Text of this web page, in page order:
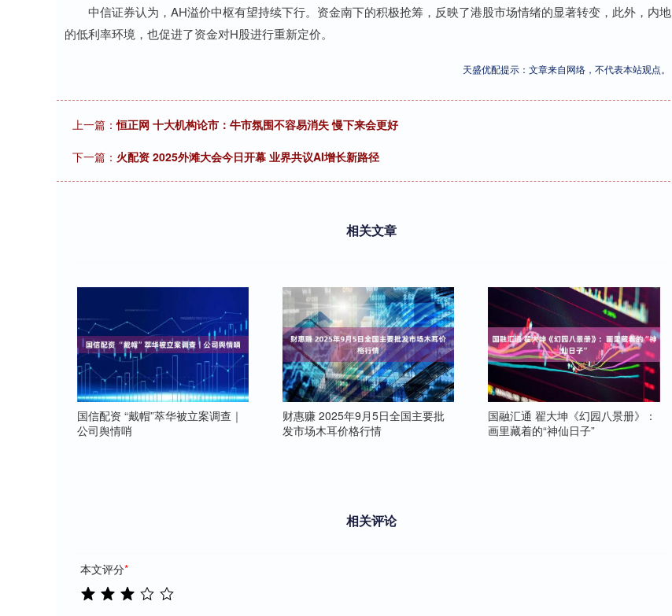
中信证券认为，AH溢价中枢有望持续下行。资金南下的积极抢筹，反映了港股市场情绪的显著转变，此外，内地
的低利率环境，也促进了资金对H股进行重新定价。
天盛优配提示：文章来自网络，不代表本站观点。
上一篇：恒正网 十大机构论市：牛市氛围不容易消失 慢下来会更好
下一篇： 火配资 2025外滩大会今日开幕 业界共议AI增长新路径
相关文章
国信配资 “戴帽”萃华被立案调查｜
公司舆情哨
财惠赚 2025年9月5日全国主要批
发市场木耳价格行情
国融汇通 翟大坤《幻园八景册》：
画里藏着的“神仙日子”
相关评论
本文评分*